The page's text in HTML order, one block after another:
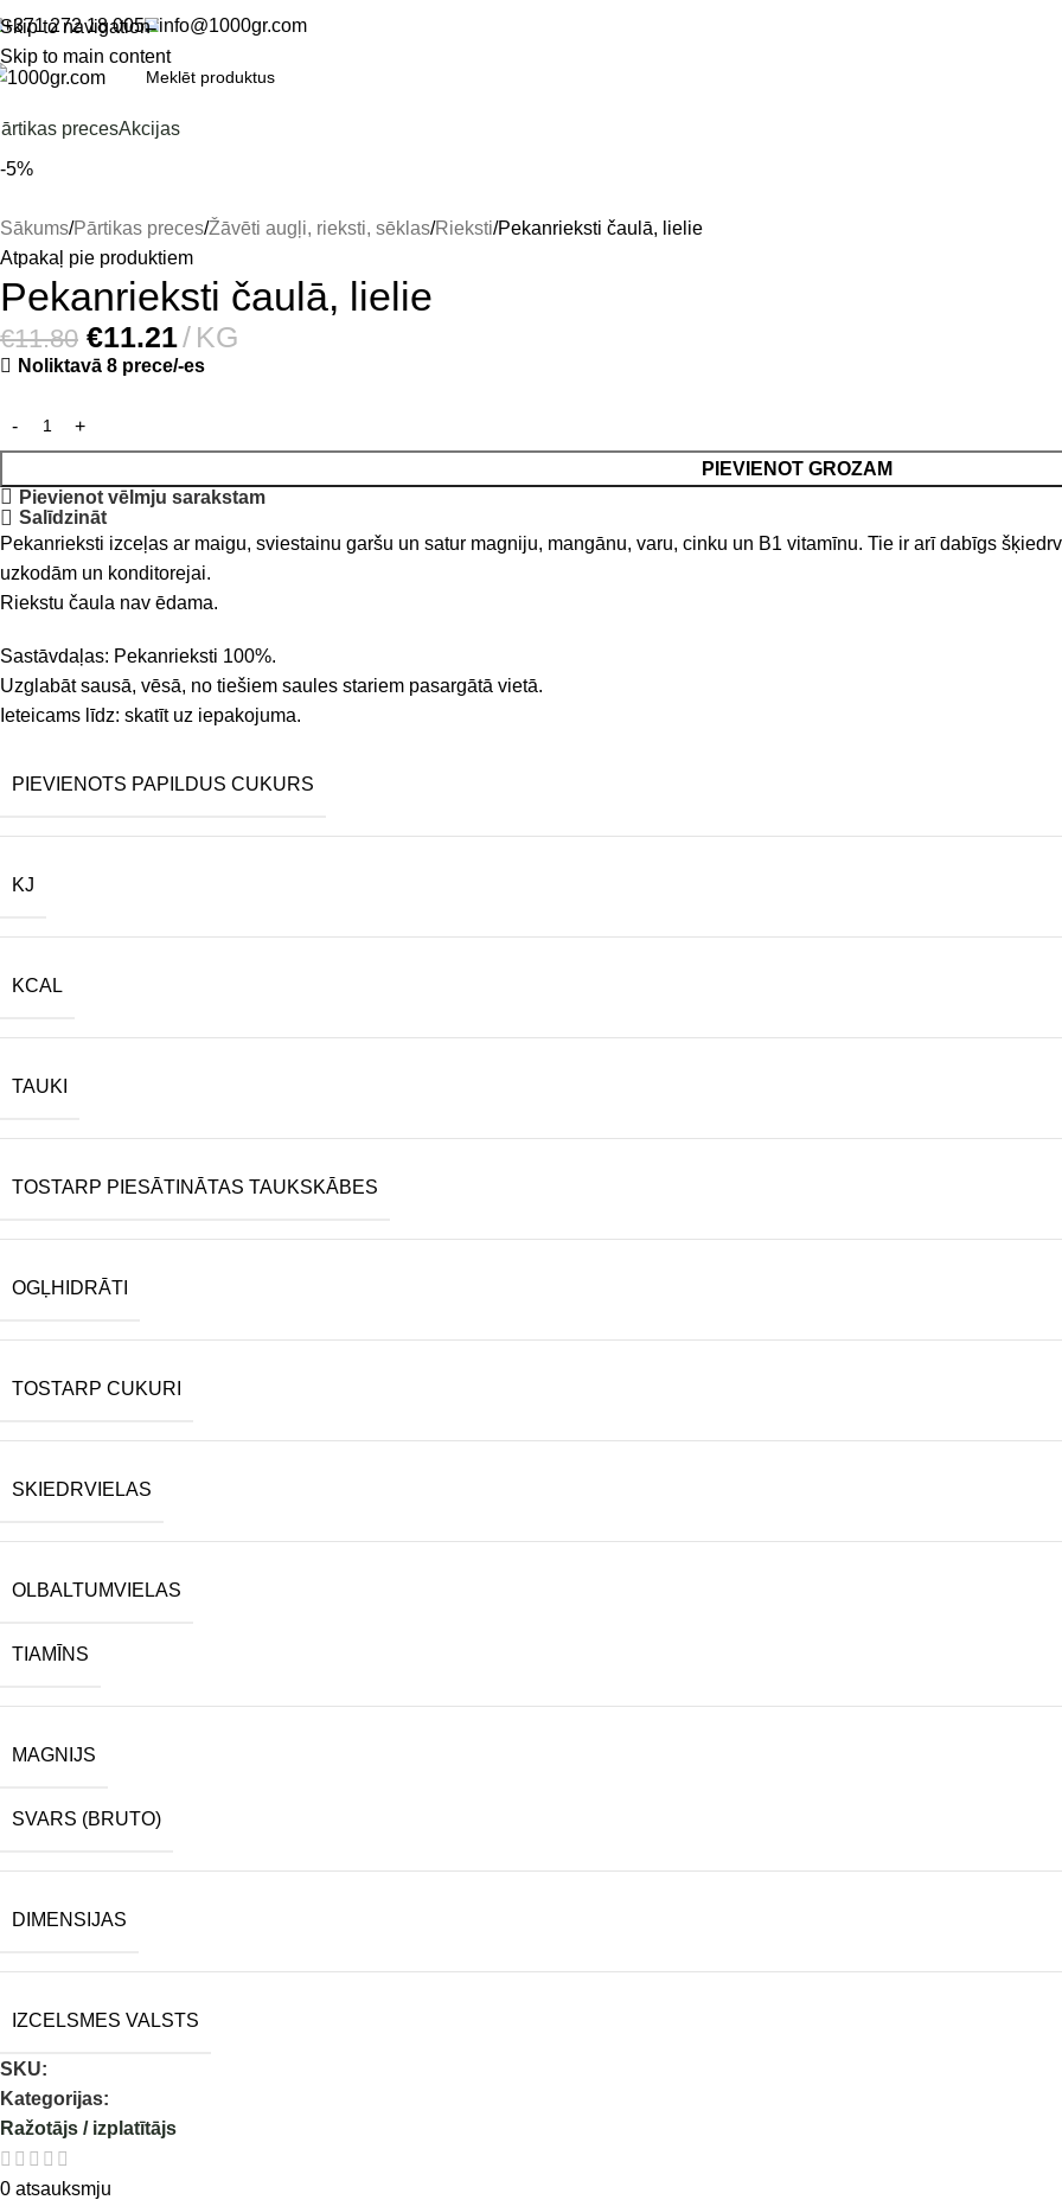
Skip to navigation
Skip to main content
+371 272 18 005 info@1000gr.com
precesAkcijas
-5%
Sākums Pārtikas preces Žāvēti augļi, rieksti, sēklas Rieksti Pekanrieksti čaulā, lielie
Atpakaļ pie produktiem
Pekanrieksti čaulā, lielie
€11.80 €11.21 KG
Noliktavā 8 prece/-es
PIEVIENOT GROZAM
Pievienot vēlmju sarakstam
Salīdzināt
Pekanrieksti izceļas ar maigu, sviestainu garšu un satur magniju, mangānu, varu, cinku un B1 vitamīnu. Tie ir arī dabīgs
uzkodām un konditorejai.
Riekstu čaula nav ēdama.
Sastāvdaļas: Pekanrieksti 100%.
Uzglabāt sausā, vēsā, no tiešiem saules stariem pasargātā vietā.
Ieteicams līdz: skatīt uz iepakojuma.
PIEVIENOTS PAPILDUS CUKURS
KJ
KCAL
TAUKI
TOSTARP PIESĀTINĀTAS TAUKSKĀBES
OGĻHIDRĀTI
TOSTARP CUKURI
SKIEDRVIELAS
OLBALTUMVIELAS
TIAMĪNS
MAGNIJS
SVARS (BRUTO)
DIMENSIJAS
IZCELSMES VALSTS
SKU:
Kategorijas:
Ražotājs / izplatītājs
0 atsauksmju